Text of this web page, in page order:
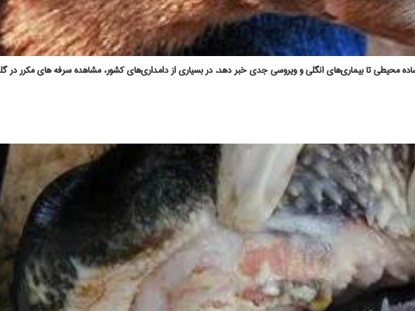
محیطی تا بیماری‌های انگلی و ویروسی جدی خبر دهد. در بسیاری از دامداری‌های کشور، مشاهده سرفه‌ های مکرر در